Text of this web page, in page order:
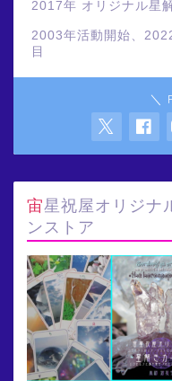
2017年 オリジナル星
2003年活動開始、
目
＼
宙星祝屋オリジナル星解きカード® オンライ
ンストア